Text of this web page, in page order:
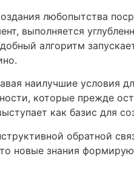
любопытства
выполняется
алгоритм
наилучшие условия
которые прежде
как базис для
обратной
новые знания